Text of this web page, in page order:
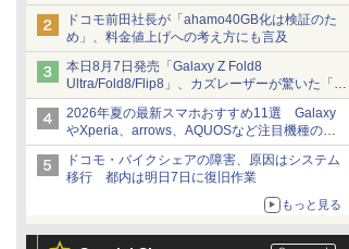
ドコモ前田社長が「ahamo40GB化は検証のた
め」、料金値上げへの考え方にも言及
本日8月7日発売「Galaxy Z Fold8
Ultra/Fold8/Flip8」、カズレーザーが驚いた「そ
ば屋のメニュー並みの薄さ」
2026年夏の最新スマホおすすめ11選 Galaxy
やXperia、arrows、AQUOSなど注目機種の特
徴は
ドコモ・バイクシェアの障害、原因はシステム
移行 都内は明日7日に復旧作業
もっと見る